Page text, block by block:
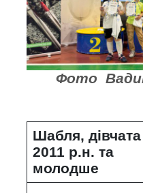
Фото
Шабля, дівчата
2011 р.н. та
молодше